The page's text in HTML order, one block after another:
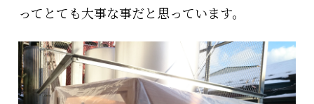
ってとても大事な事だと思っています。